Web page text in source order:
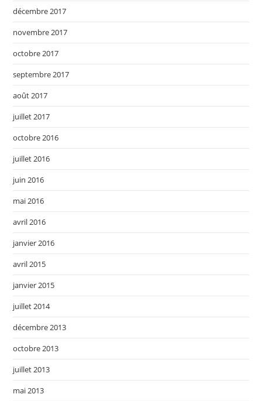
décembre 2017
novembre 2017
octobre 2017
septembre 2017
août 2017
juillet 2017
octobre 2016
juillet 2016
juin 2016
mai 2016
avril 2016
janvier 2016
avril 2015
janvier 2015
juillet 2014
décembre 2013
octobre 2013
juillet 2013
mai 2013